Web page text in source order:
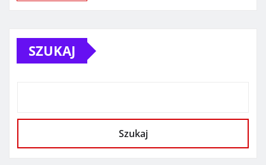
SZUKAJ
Szukaj